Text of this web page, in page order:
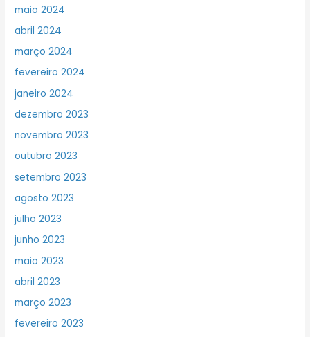
maio 2024
abril 2024
março 2024
fevereiro 2024
janeiro 2024
dezembro 2023
novembro 2023
outubro 2023
setembro 2023
agosto 2023
julho 2023
junho 2023
maio 2023
abril 2023
março 2023
fevereiro 2023